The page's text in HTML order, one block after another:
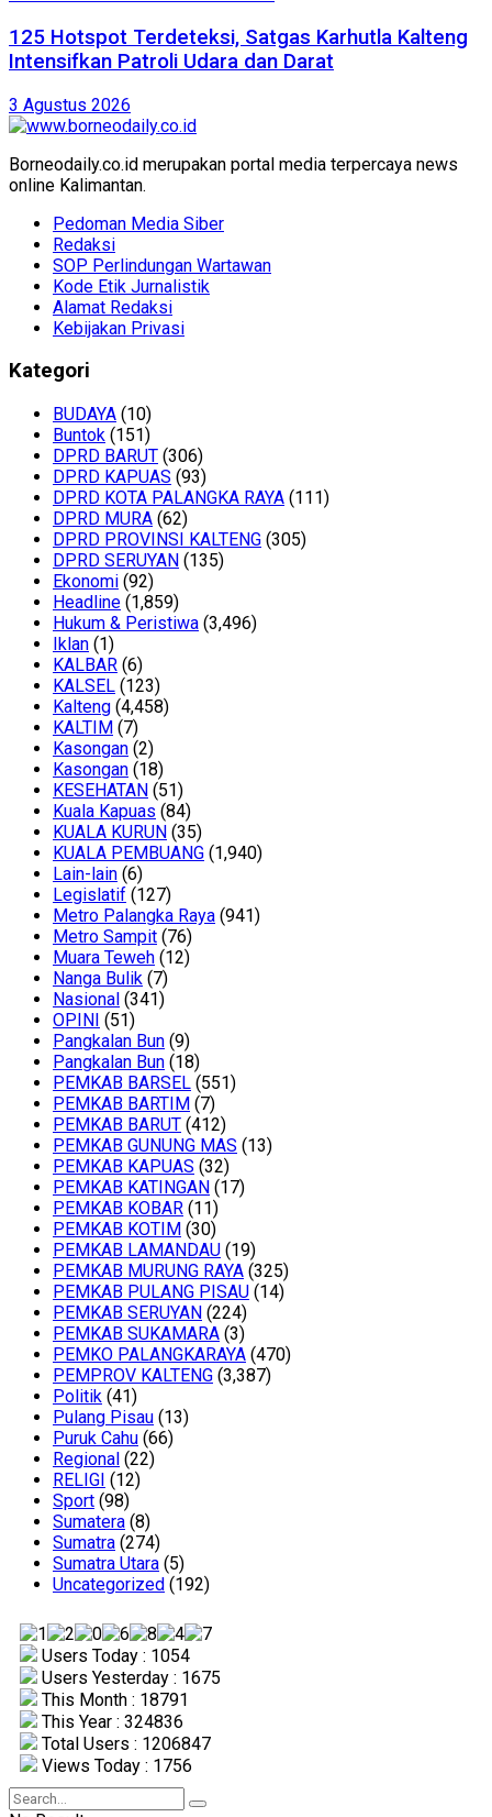
125 Hotspot Terdeteksi, Satgas Karhutla Kalteng
Intensifkan Patroli Udara dan Darat
3 Agustus 2026
Borneodaily.co.id merupakan portal media terpercaya news
online Kalimantan.
Pedoman Media Siber
Redaksi
SOP Perlindungan Wartawan
Kode Etik Jurnalistik
Alamat Redaksi
Kebijakan Privasi
Kategori
BUDAYA (10)
Buntok (151)
DPRD BARUT (306)
DPRD KAPUAS (93)
DPRD KOTA PALANGKA RAYA (111)
DPRD MURA (62)
DPRD PROVINSI KALTENG (305)
DPRD SERUYAN (135)
Ekonomi (92)
Headline (1,859)
Hukum & Peristiwa (3,496)
Iklan (1)
KALBAR (6)
KALSEL (123)
Kalteng (4,458)
KALTIM (7)
Kasongan (2)
Kasongan (18)
KESEHATAN (51)
Kuala Kapuas (84)
KUALA KURUN (35)
KUALA PEMBUANG (1,940)
Lain-lain (6)
Legislatif (127)
Metro Palangka Raya (941)
Metro Sampit (76)
Muara Teweh (12)
Nanga Bulik (7)
Nasional (341)
OPINI (51)
Pangkalan Bun (9)
Pangkalan Bun (18)
PEMKAB BARSEL (551)
PEMKAB BARTIM (7)
PEMKAB BARUT (412)
PEMKAB GUNUNG MAS (13)
PEMKAB KAPUAS (32)
PEMKAB KATINGAN (17)
PEMKAB KOBAR (11)
PEMKAB KOTIM (30)
PEMKAB LAMANDAU (19)
PEMKAB MURUNG RAYA (325)
PEMKAB PULANG PISAU (14)
PEMKAB SERUYAN (224)
PEMKAB SUKAMARA (3)
PEMKO PALANGKARAYA (470)
PEMPROV KALTENG (3,387)
Politik (41)
Pulang Pisau (13)
Puruk Cahu (66)
Regional (22)
RELIGI (12)
Sport (98)
Sumatera (8)
Sumatra (274)
Sumatra Utara (5)
Uncategorized (192)
Users Today : 1054
Users Yesterday : 1675
This Month : 18791
This Year : 324836
Total Users : 1206847
Views Today : 1756